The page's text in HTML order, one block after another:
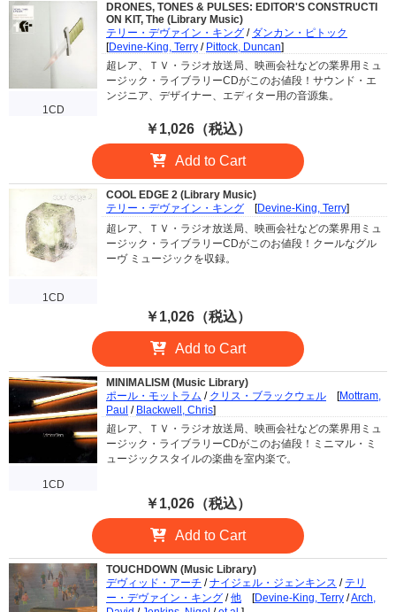
1CD
DRONES, TONES & PULSES: EDITOR'S CONSTRUCTI
ON KIT, The (Library Music)
テリー・デヴァイン・キング / ダンカン・ピトック
[Devine-King, Terry / Pittock, Duncan]
超レア、ＴＶ・ラジオ放送局、映画会社などの業界用ミュ
ージック・ライブラリーCDがこのお値段！サウンド・エ
ンジニア、デザイナー、エディター用の音源集。
￥1,026（税込）
Add to Cart
1CD
COOL EDGE 2 (Library Music)
テリー・デヴァイン・キング [Devine-King, Terry]
超レア、ＴＶ・ラジオ放送局、映画会社などの業界用ミュ
ージック・ライブラリーCDがこのお値段！クールなグル
ーヴ ミュージックを収録。
￥1,026（税込）
Add to Cart
1CD
MINIMALISM (Music Library)
ポール・モットラム / クリス・ブラックウェル [Mottram,
Paul / Blackwell, Chris]
超レア、ＴＶ・ラジオ放送局、映画会社などの業界用ミュ
ージック・ライブラリーCDがこのお値段！ミニマル・ミ
ュージックスタイルの楽曲を室内楽で。
￥1,026（税込）
Add to Cart
TOUCHDOWN (Music Library)
デヴィッド・アーチ /ナイジェル・ジェンキンス /テリ
ー・デヴァイン・キング /他 [Devine-King, Terry /Arch,